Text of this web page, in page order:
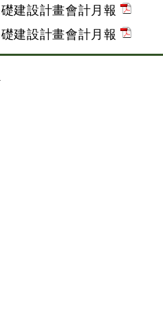
建設計畫會計月報
建設計畫會計月報